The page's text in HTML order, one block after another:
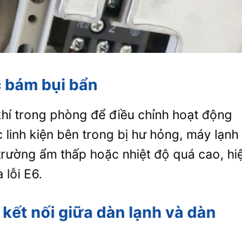
bụi bẩn
trong phòng để điều chỉnh hoạt động
kiện bên trong bị hư hỏng, máy lạnh
ẩm thấp hoặc nhiệt độ quá cao,
lỗi E6.
nối giữa dàn lạnh và dàn